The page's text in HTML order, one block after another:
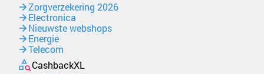
Zorgverzekering 2026
Electronica
Nieuwste webshops
Energie
Telecom
CashbackXL